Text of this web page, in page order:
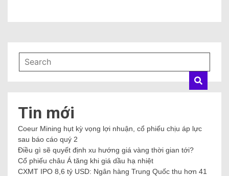
Tin mới
Coeur Mining hụt kỳ vọng lợi nhuận, cổ phiếu chịu áp lực
sau báo cáo quý 2
Điều gì sẽ quyết định xu hướng giá vàng thời gian tới?
Cổ phiếu châu Á tăng khi giá dầu hạ nhiệt
CXMT IPO 8,6 tỷ USD: Ngân hàng Trung Quốc thu hơn 41